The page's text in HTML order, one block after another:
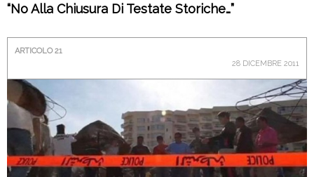
“No Alla Chiusura Di Testate Storiche…”
ARTICOLO 21
28 DICEMBRE 2011